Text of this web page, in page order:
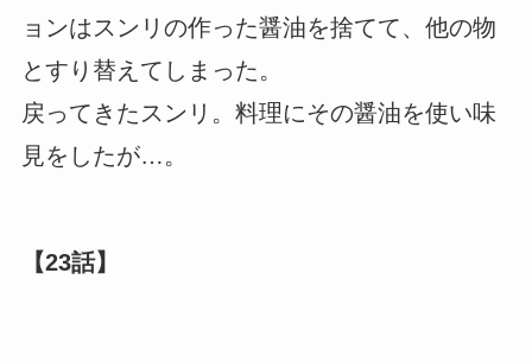
ョンはスンリの作った醤油を捨てて、他の物
とすり替えてしまった。
戻ってきたスンリ。料理にその醤油を使い味
見をしたが…。
【23話】